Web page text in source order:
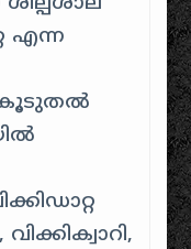
എന്ന
കൂടുതൽ